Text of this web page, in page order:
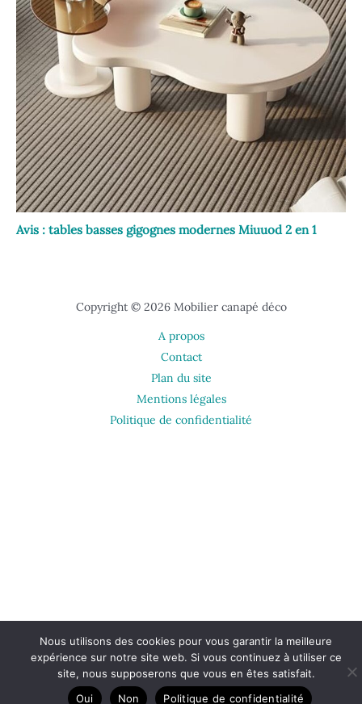
Avis : tables basses gigognes modernes Miuuod 2 en 1
Copyright © 2026 Mobilier canapé déco
A propos
Contact
Plan du site
Mentions légales
Politique de confidentialité
Nous utilisons des cookies pour vous garantir la meilleure
expérience sur notre site web. Si vous continuez à utiliser ce
site, nous supposerons que vous en êtes satisfait.
Oui
Non Politique de confidentialité